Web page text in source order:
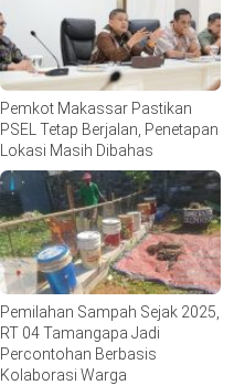
Pemkot Makassar Pastikan
PSEL Tetap Berjalan, Penetapan
Lokasi Masih Dibahas
Pemilahan Sampah Sejak 2025,
RT 04 Tamangapa Jadi
Percontohan Berbasis
Kolaborasi Warga